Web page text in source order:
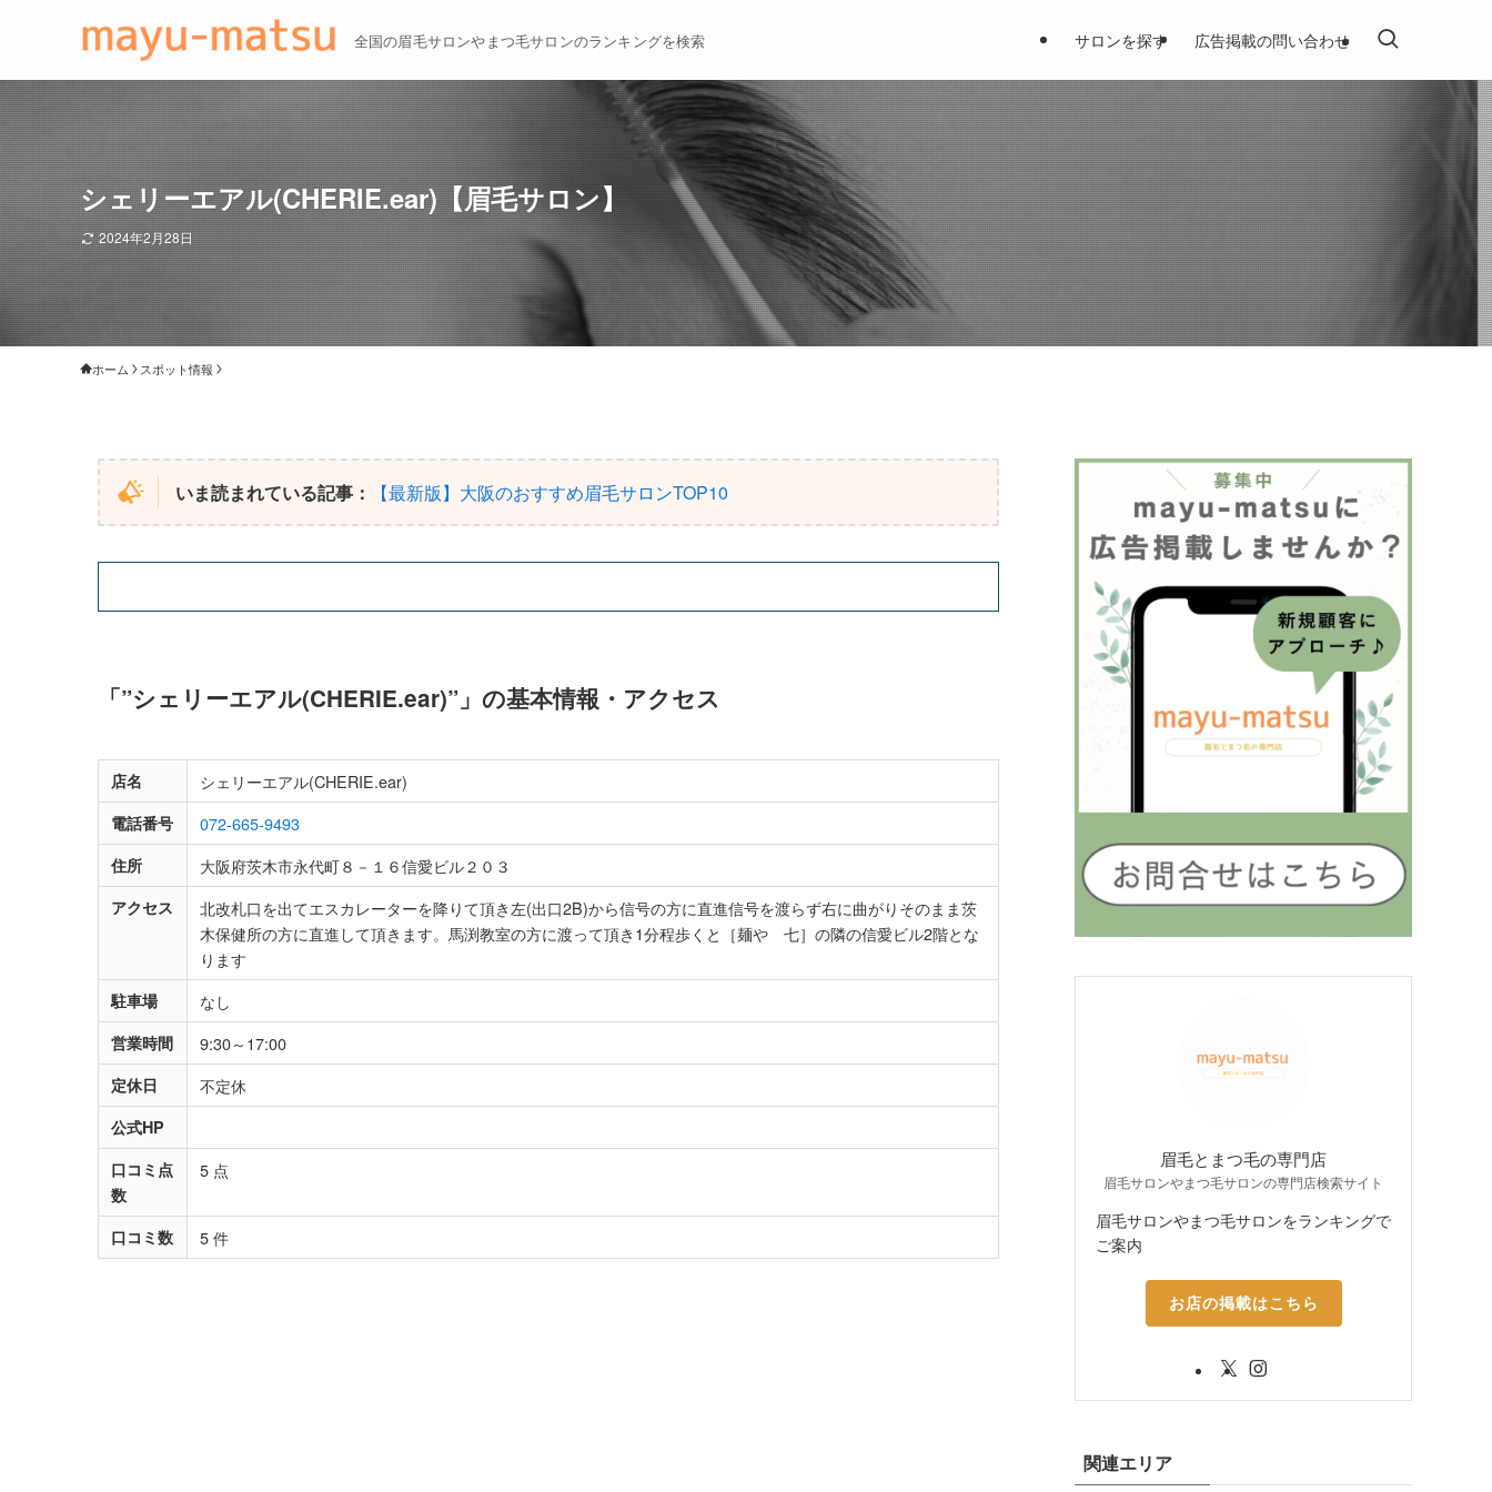
全国の眉毛サロンやまつ毛サロンのランキングを検索 サロンを探す 広告掲載の問い合わせ
シェリーエアル(CHERIE.ear)【眉毛サロン】
2024年2月28日
ホーム スポット情報
いま読まれている記事： 【最新版】大阪のおすすめ眉毛サロンTOP10
「”シェリーエアル(CHERIE.ear)”」の基本情報・アクセス
店名 シェリーエアル(CHERIE.ear)
電話番号 072-665-9493
住所 大阪府茨木市永代町８－１６信愛ビル２０３
アクセス
北改札口を出てエスカレーターを降りて頂き左(出口2B)から信号の方に直進信号を渡らず右に曲がりそのまま茨
木保健所の方に直進して頂きます。馬渕教室の方に渡って頂き1分程歩くと［麺や 七］の隣の信愛ビル2階とな
ります
駐車場 なし
営業時間 9:30～17:00
定休日 不定休
公式HP
口コミ点
数
5 点
口コミ数 5 件
眉毛とまつ毛の専門店
眉毛サロンやまつ毛サロンの専門店検索サイト
眉毛サロンやまつ毛サロンをランキングで
ご案内
お店の掲載はこちら
関連エリア